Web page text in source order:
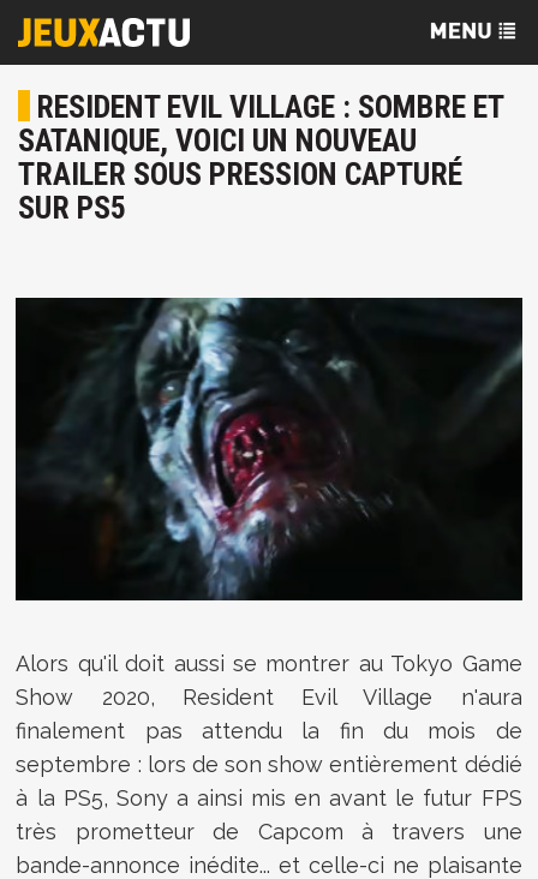
RESIDENT EVIL VILLAGE : SOMBRE ET
SATANIQUE, VOICI UN NOUVEAU
TRAILER SOUS PRESSION CAPTURÉ
SUR PS5
Alors qu'il doit aussi se montrer au Tokyo Game
Show 2020, Resident Evil Village n'aura
finalement pas attendu la fin du mois de
septembre : lors de son show entièrement dédié
à la PS5, Sony a ainsi mis en avant le futur FPS
très prometteur de Capcom à travers une
bande-annonce inédite... et celle-ci ne plaisante